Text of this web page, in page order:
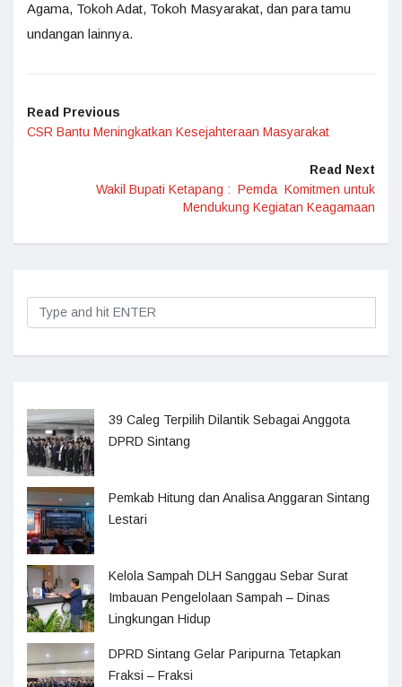
Agama, Tokoh Adat, Tokoh Masyarakat, dan para tamu
undangan lainnya.
Read Previous
CSR Bantu Meningkatkan Kesejahteraan Masyarakat
Read Next
Wakil Bupati Ketapang : Pemda Komitmen untuk
Mendukung Kegiatan Keagamaan
39 Caleg Terpilih Dilantik Sebagai Anggota
DPRD Sintang
Pemkab Hitung dan Analisa Anggaran Sintang
Lestari
Kelola Sampah DLH Sanggau Sebar Surat
Imbauan Pengelolaan Sampah – Dinas
Lingkungan Hidup
DPRD Sintang Gelar Paripurna Tetapkan
Fraksi – Fraksi